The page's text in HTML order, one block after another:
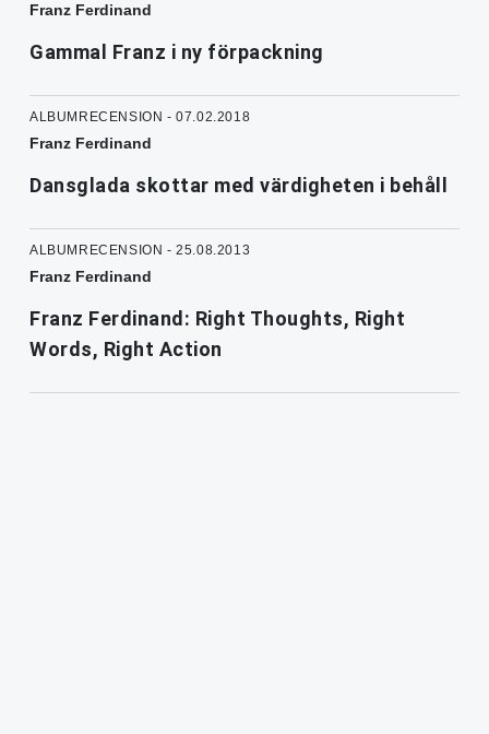
Franz Ferdinand
Gammal Franz i ny förpackning
ALBUMRECENSION - 07.02.2018
Franz Ferdinand
Dansglada skottar med värdigheten i behåll
ALBUMRECENSION - 25.08.2013
Franz Ferdinand
Franz Ferdinand: Right Thoughts, Right
Words, Right Action